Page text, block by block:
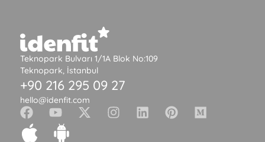
Teknopark Bulvarı 1/1A Blok No:109
Teknopark, İstanbul
+90 216 295 09 27
hello@idenfit.com